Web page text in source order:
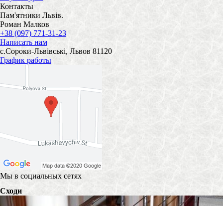
Контакты
Пам'ятники Львів.
Роман Малков
+38 (097) 771-31-23
Написать нам
с.Сороки-Львівські, Львов 81120
График работы
Мы в социальных сетях
Сходи